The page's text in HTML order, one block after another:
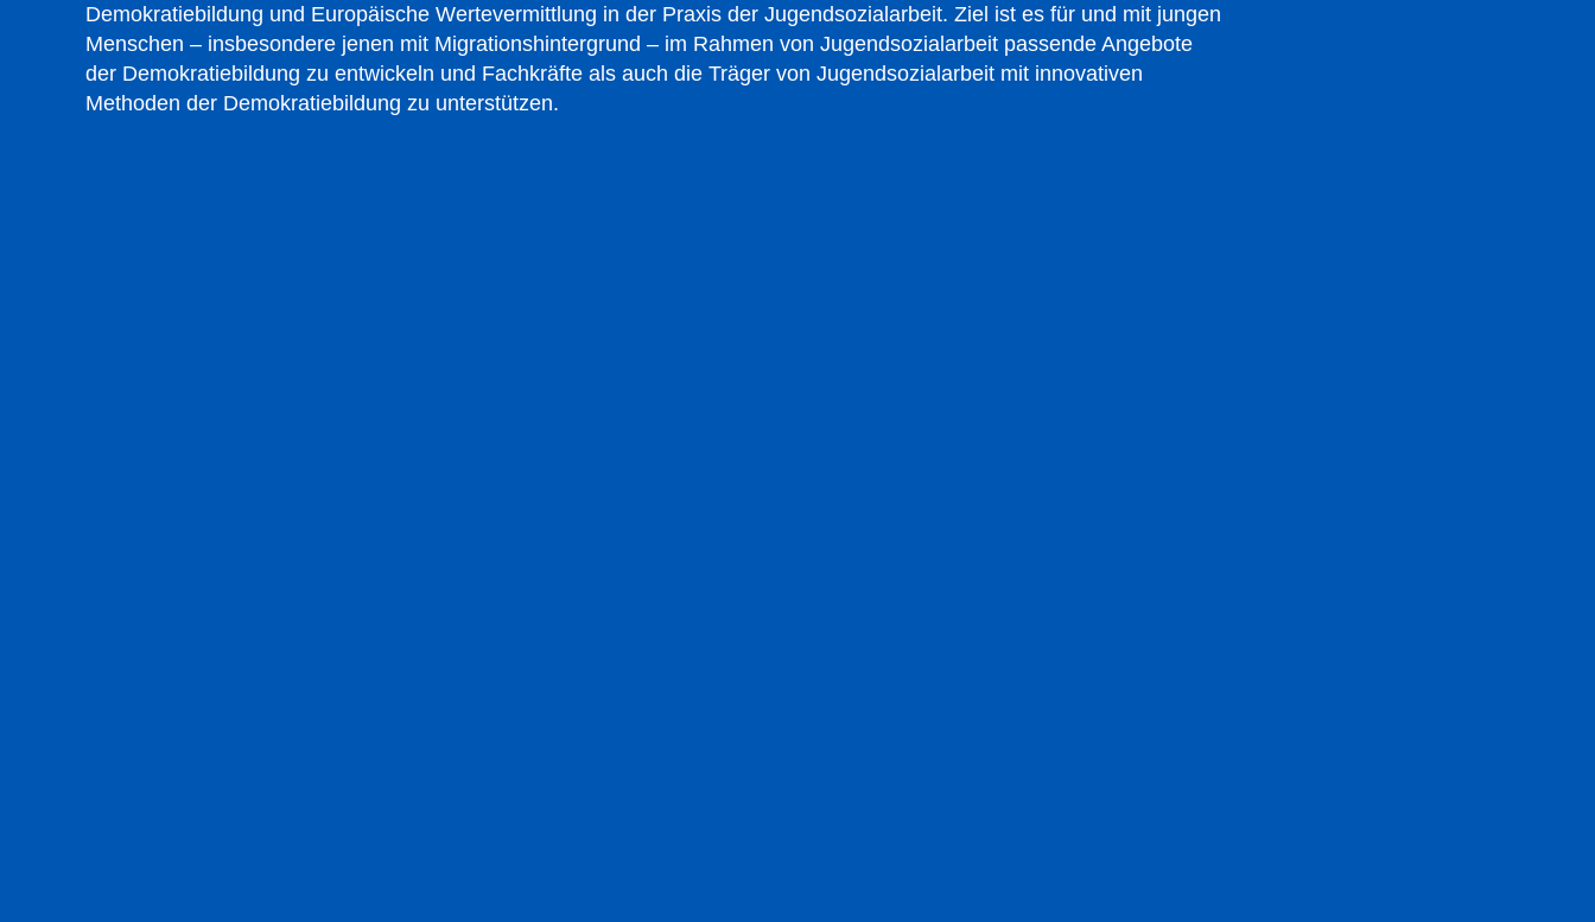
Demokratiebildung und Europäische Wertevermittlung in der Praxis der Jugendsozialarbeit. Ziel ist es für und mit jungen
Menschen – insbesondere jenen mit Migrationshintergrund – im Rahmen von Jugendsozialarbeit passende Angebote
der Demokratiebildung zu entwickeln und Fachkräfte als auch die Träger von Jugendsozialarbeit mit innovativen
Methoden der Demokratiebildung zu unterstützen.